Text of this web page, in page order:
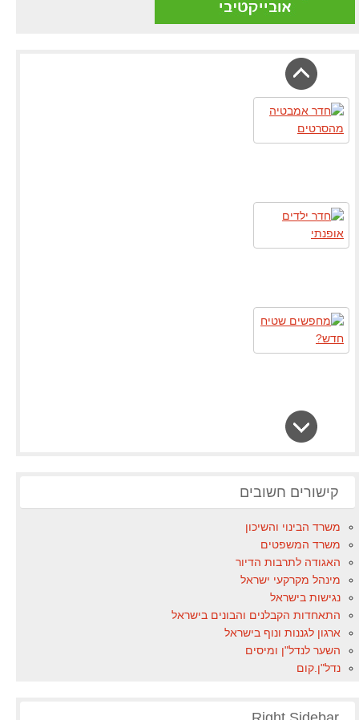
קישורים חשובים
משרד הבינוי והשיכון
משרד המשפטים
האגודה לתרבות הדיור
מינהל מקרקעי ישראל
נגישות בישראל
התאחדות הקבלנים והבונים בישראל
ארגון לגננות ונוף בישראל
השער לנדל"ן ומיסים
נדל"ן.קום